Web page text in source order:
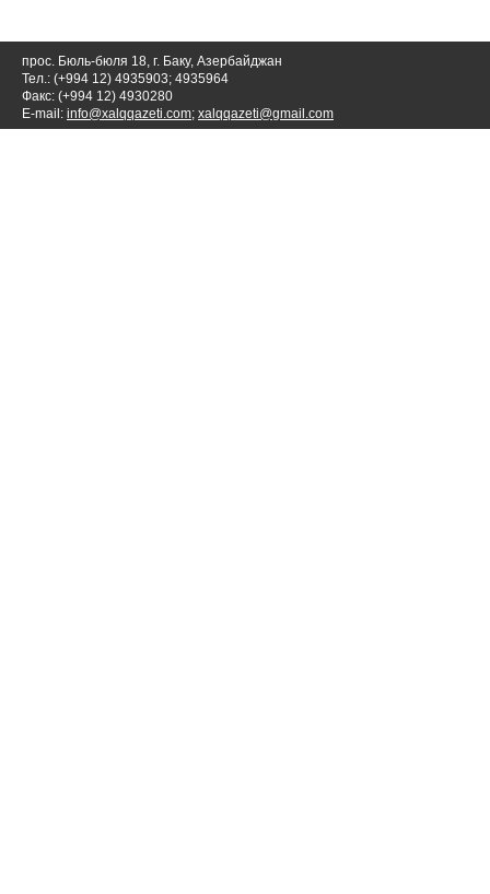
прос. Бюль-бюля 18, г. Баку, Азербайджан
Тел.: (+994 12) 4935903; 4935964
Факс: (+994 12) 4930280
E-mail: info@xalqqazeti.com; xalqqazeti@gmail.com